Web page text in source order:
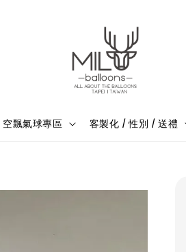
空飄氣球專區 客製化 / 性別 / 送禮